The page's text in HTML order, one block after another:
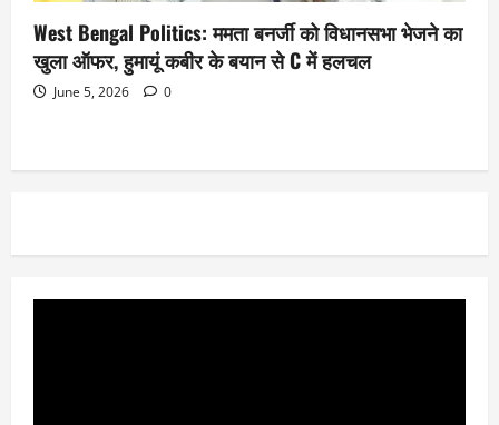
West Bengal Politics: ममता बनर्जी को विधानसभा भेजने का
खुला ऑफर, हुमायूं कबीर के बयान से C में हलचल
June 5, 2026 0